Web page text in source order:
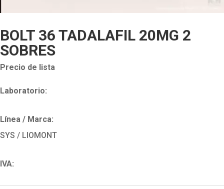
BOLT 36 TADALAFIL 20MG 2
SOBRES
Precio de lista
Laboratorio:
Línea / Marca:
SYS / LIOMONT
IVA: